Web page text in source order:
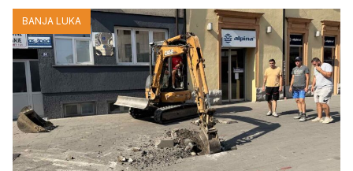
BANJA LUKA